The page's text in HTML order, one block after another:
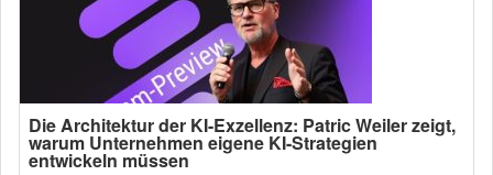
Die Architektur der KI-Exzellenz: Patric Weiler zeigt,
warum Unternehmen eigene KI-Strategien
entwickeln müssen